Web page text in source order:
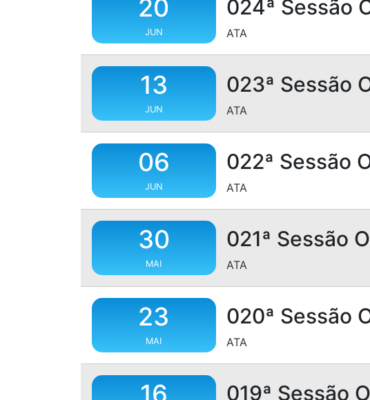
20
JUN
024ª Sessão
ATA
13
JUN
023ª Sessão
ATA
06
JUN
022ª Sessão
ATA
30
MAI
021ª Sessão
ATA
23
MAI
020ª Sessão
ATA
16 019ª Sessão